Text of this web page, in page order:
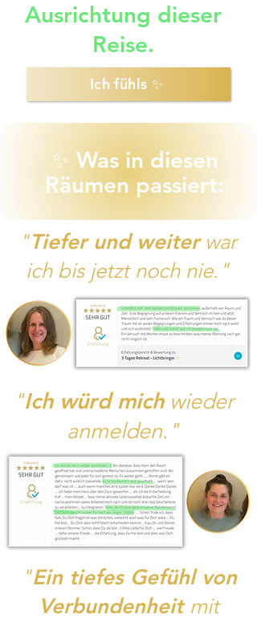
Ausrichtung dieser
Reise.
Ich fühls ✨
✨ Was in diesen
Räumen passiert:
"Tiefer und weiterwar
ich bis jetzt noch nie."
"Ich würd michwieder
anmelden."
"Ein tiefes Gefühl von
Verbundenheit mit